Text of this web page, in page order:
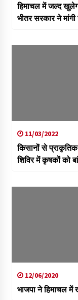
हिमाचल में जल्द
भीतर सरकार ने मांगी
11/03/2022
किसानों से
शिविर में कृषकों को
12/06/2020
भाजपा ने हिमाचल में